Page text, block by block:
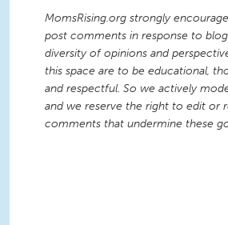
MomsRising.org strongly
post comments in response to
diversity of opinions and
this space are to be educational,
and respectful. So we actively
and we reserve the right to edit or
comments that undermine these